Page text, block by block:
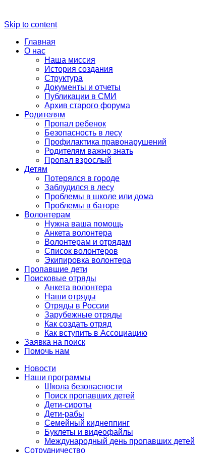
Skip to content
Главная
О нас
Наша миссия
История создания
Структура
Документы и отчеты
Публикации в СМИ
Архив старого форума
Родителям
Пропал ребенок
Безопасность в лесу
Профилактика правонарушений
Родителям важно знать
Пропал взрослый
Детям
Потерялся в городе
Заблудился в лесу
Проблемы в школе или дома
Проблемы в баторе
Волонтерам
Нужна ваша помощь
Анкета волонтера
Волонтерам и отрядам
Список волонтеров
Экипировка волонтера
Пропавшие дети
Поисковые отряды
Анкета волонтера
Наши отряды
Отряды в России
Зарубежные отряды
Как создать отряд
Как вступить в Ассоциацию
Заявка на поиск
Помочь нам
Новости
Наши программы
Школа безопасности
Поиск пропавших детей
Дети-сироты
Дети-рабы
Семейный киднеппинг
Буклеты и видеофайлы
Международный день пропавших детей
Сотрудничество